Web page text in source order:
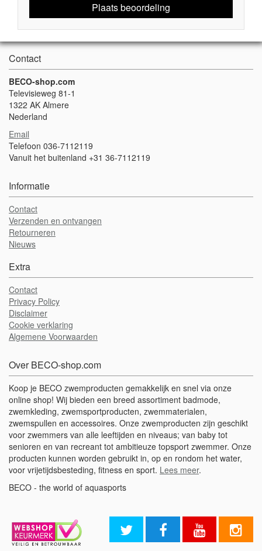
Plaats beoordeling
Contact
BECO-shop.com
Televisieweg 81-1
1322 AK Almere
Nederland
Email
Telefoon 036-7112119
Vanuit het buitenland +31 36-7112119
Informatie
Contact
Verzenden en ontvangen
Retourneren
Nieuws
Extra
Contact
Privacy Policy
Disclaimer
Cookie verklaring
Algemene Voorwaarden
Over BECO-shop.com
Koop je BECO zwemproducten gemakkelijk en snel via onze
online shop! Wij bieden een breed assortiment badmode,
zwemkleding, zwemsportproducten, zwemmaterialen,
zwemspullen en accessoires. Onze zwemproducten zijn geschikt
voor zwemmers van alle leeftijden en niveaus; van baby tot
senioren en van recreant tot ambitieuze topsport zwemmer. Onze
producten kunnen worden gebruikt in, op en rondom het water,
voor vrijetijdsbesteding, fitness en sport. Lees meer.
BECO - the world of aquasports